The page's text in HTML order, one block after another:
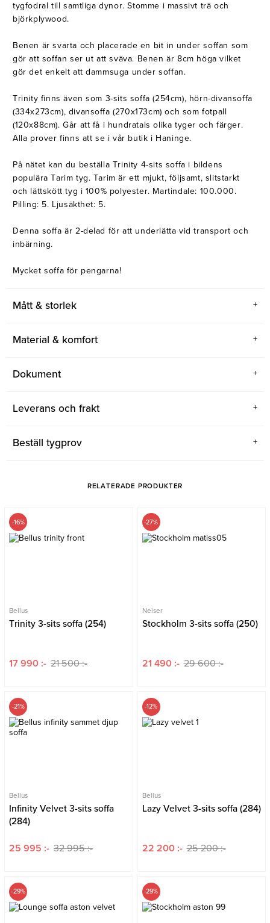
tygfodral till samtliga dynor. Stomme i massivt trä och
björkplywood.
Benen är svarta och placerade en bit in under soffan som
gör att soffan ser ut att sväva. Benen är 8cm höga vilket
gör det enkelt att dammsuga under soffan.
Trinity finns även som 3-sits soffa (254cm), hörn-divansoffa
(334x273cm), divansoffa (270x173cm) och som fotpall
(120x88cm). Går att få i hundratals olika tyger och färger.
Alla prover finns att se i vår butik i Haninge.
På nätet kan du beställa Trinity 4-sits soffa i bildens
populära Tarim tyg. Tarim är ett mjukt, följsamt, slitstarkt
och lättskött tyg i 100% polyester. Martindale: 100.000.
Pilling: 5. Ljusäkthet: 5.
Denna soffa är 2-delad för att underlätta vid transport och
inbärning.
Mycket soffa för pengarna!
Mått & storlek
Material & komfort
Dokument
Leverans och frakt
Beställ tygprov
RELATERADE PRODUKTER
-16%
Bellus
Trinity 3-sits soffa (254)
17 990 :- 21 500 :-
-27%
Neiser
Stockholm 3-sits soffa (250)
21 490 :- 29 600 :-
-21%
Bellus
Infinity Velvet 3-sits soffa
(284)
25 995 :- 32 995 :-
-12%
Bellus
Lazy Velvet 3-sits soffa (284)
22 200 :- 25 200 :-
-29% -29%